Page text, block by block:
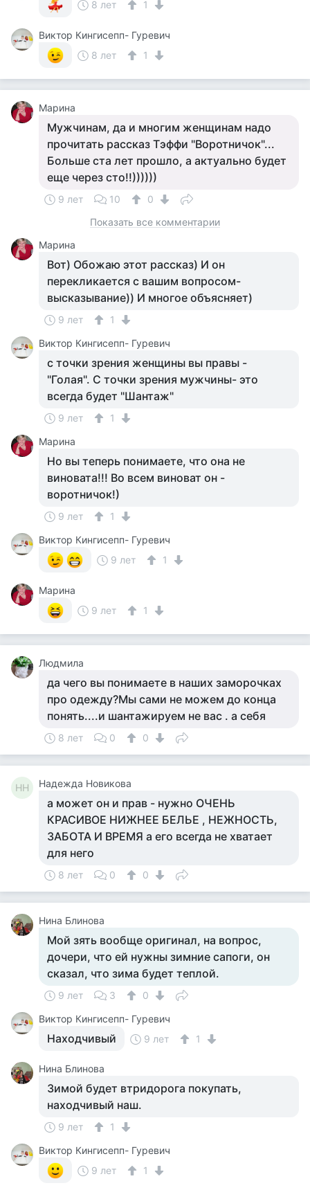
8 лет
1
Виктор Кингисепп- Гуревич
8 лет
1
Марина
Мужчинам, да и многим женщинам надо
прочитать рассказ Тэффи "Воротничок"...
Больше ста лет прошло, а актуально будет
еще через сто!!))))))
9 лет 10
0
Показать все комментарии
Марина
Вот) Обожаю этот рассказ) И он
перекликается с вашим вопросом-
высказывание)) И многое объясняет)
9 лет
1
Виктор Кингисепп- Гуревич
с точки зрения женщины вы правы -
"Голая". С точки зрения мужчины- это
всегда будет "Шантаж"
9 лет
1
Марина
Но вы теперь понимаете, что она не
виновата!!! Во всем виноват он -
воротничок!)
9 лет
1
Виктор Кингисепп- Гуревич
9 лет
1
Марина
9 лет
1
Людмила
да чего вы понимаете в наших заморочках
про одежду?Мы сами не можем до конца
понять....и шантажируем не вас . а себя
8 лет 0 0
НН Надежда Новикова
а может он и прав - нужно ОЧЕНЬ
КРАСИВОЕ НИЖНЕЕ БЕЛЬЕ , НЕЖНОСТЬ,
ЗАБОТА И ВРЕМЯ а его всегда не хватает
для него
8 лет 0 0
Нина Блинова
Мой зять вообще оригинал, на вопрос,
дочери, что ей нужны зимние сапоги, он
сказал, что зима будет теплой.
9 лет 3
0
Виктор Кингисепп- Гуревич
Находчивый 9 лет 1
Нина Блинова
Зимой будет втридорога покупать,
находчивый наш.
9 лет
1
Виктор Кингисепп- Гуревич
9 лет
1